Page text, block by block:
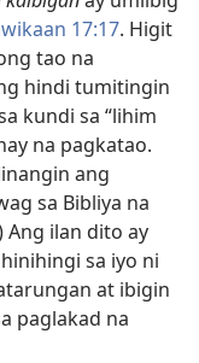
17:17. Higit
tao na
hindi tumitingin
kundi sa “lihim
na pagkatao.
ang
sa Bibliya na
Ang ilan dito ay
hinihingi sa iyo ni
at ibigin
paglakad na